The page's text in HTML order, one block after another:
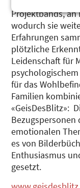
Projektbands, an
wodurch sie
Erfahrungen
plötzliche
Leidenschaft für
für das
Familien
«GeisDesBlitz»:
Bezugspersonen
emotionalen
es von
Enthusiasmus
gesetzt.